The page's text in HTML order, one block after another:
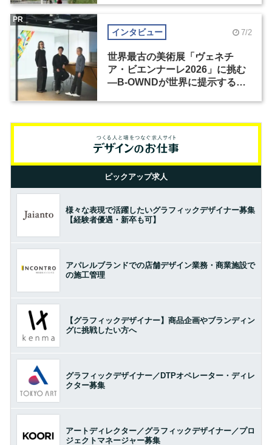
インタビュー 7/2
世界最古の美術展「ヴェネチ
ア・ビエンナーレ2026」に挑む
―B-OWNDが世界に提示する美
PR
ピックアップ求人
様々な表現で活躍したいグラフィックデザイナー募集
【経験者優遇・新卒も可】
アパレルブランドでの店舗デザイン業務・商業施設で
の施工管理
【グラフィックデザイナー】商品企画やブランディン
グに挑戦したい方へ
グラフィックデザイナー／DTPオペレーター・ディレ
クター募集
アートディレクター／グラフィックデザイナー／プロ
ジェクトマネージャー募集